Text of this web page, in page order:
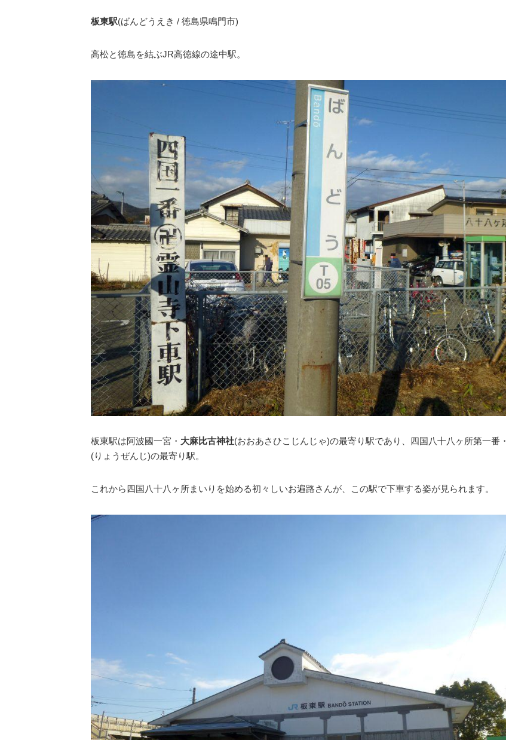
板東駅(ばんどうえき / 徳島県鳴門市)
高松と徳島を結ぶJR高徳線の途中駅。
板東駅は阿波國一宮・ 大麻比古神社(おおあさひこじんじゃ)の最寄り駅であり、四国八十八ヶ所第一番・
(りょうぜんじ)の最寄り駅。
これから四国八十八ヶ所まいりを始める初々しいお遍路さんが、この駅で下車する姿が見られます。